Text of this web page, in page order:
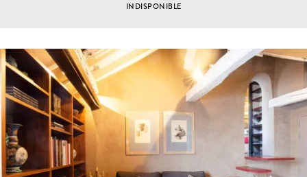
INDISPONIBLE